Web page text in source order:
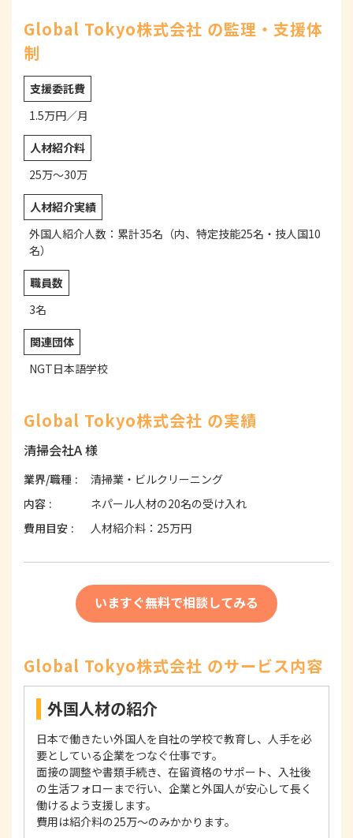
Global Tokyo株式会社 の監理・支援体
制
支援委託費
1.5万円／月
人材紹介料
25万～30万
人材紹介実績
外国人紹介人数：累計35名（内、特定技能25名・技人国10
名）
職員数
3名
関連団体
NGT日本語学校
Global Tokyo株式会社 の実績
清掃会社A 様
業界/職種
清掃業・ビルクリーニング
内容
ネパール人材の20名の受け入れ
費用目安
人材紹介料：25万円
いますぐ無料で相談してみる
Global Tokyo株式会社 のサービス内容
外国人材の紹介
日本で働きたい外国人を自社の学校で教育し、人手を必
要としている企業をつなぐ仕事です。
面接の調整や書類手続き、在留資格のサポート、入社後
の生活フォローまで行い、企業と外国人が安心して長く
働けるよう支援します。
費用は紹介料の25万～のみかかります。